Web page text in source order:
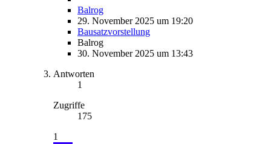
Balrog
29. November 2025 um 19:20
Bausatzvorstellung
Balrog
30. November 2025 um 13:43
Antworten
1
Zugriffe
175
1